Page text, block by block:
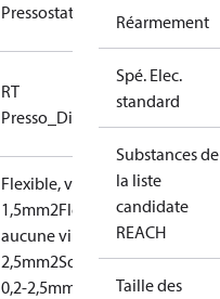
Pressostat
RT
Presso_Diff.Presso
Flexible, viroles: 0,2-
1,5mm2Flexible,
aucune virole: 0,2-
2,5mm2Solide/toronné:
0,2-2,5mm2
Réarmement
Spé. Elec.
standard
Substances de
la liste
candidate
REACH
Taille des